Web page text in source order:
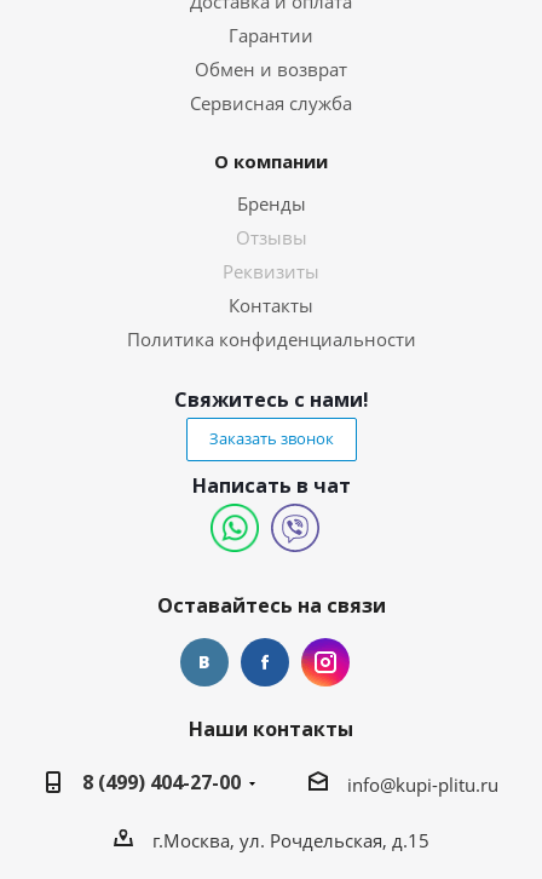
Гарантии
Обмен и возврат
Сервисная служба
О компании
Бренды
Отзывы
Реквизиты
Контакты
Политика конфиденциальности
Свяжитесь с нами!
Заказать звонок
Написать в чат
Оставайтесь на связи
Наши контакты
8 (499) 404-27-00
info@kupi-plitu.ru
г.Москва, ул. Рочдельская, д.15